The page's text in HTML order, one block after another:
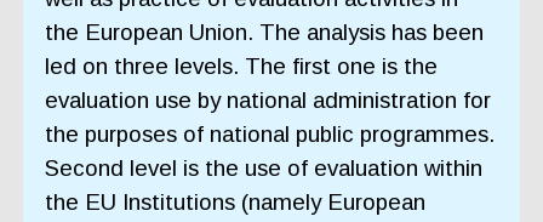
the European Union. The analysis has been
led on three levels. The first one is the
evaluation use by national administration for
the purposes of national public programmes.
Second level is the use of evaluation within
the EU Institutions (namely European